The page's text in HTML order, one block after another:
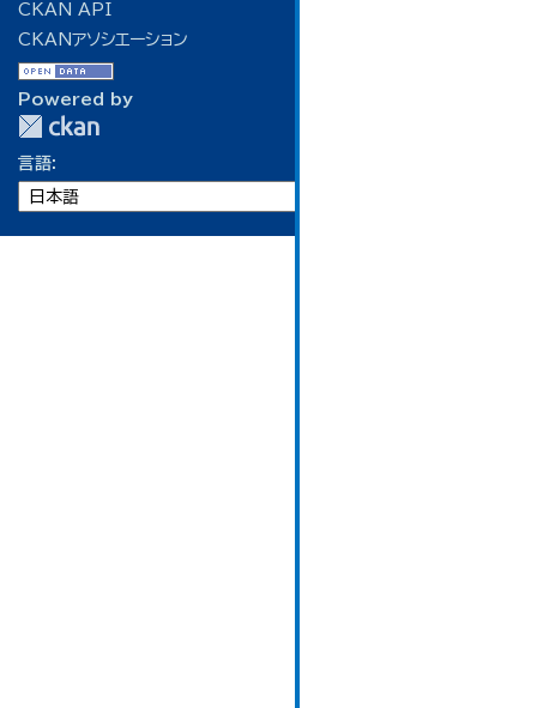
CKAN API
CKANアソシエーション
Powered by
言語